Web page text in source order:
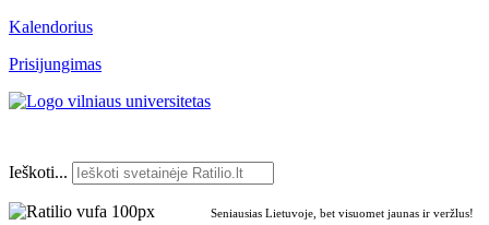
Kalendorius
Prisijungimas
Ieškoti...
Seniausias Lietuvoje, bet visuomet jaunas ir veržlus!